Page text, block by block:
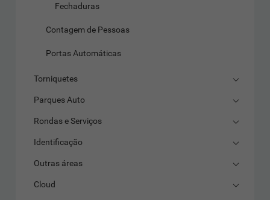
Fechaduras
Contagem de Pessoas
Portas Automáticas
Torniquetes
Parques Auto
Rondas e Serviços
Identificação
Outras áreas
Cloud